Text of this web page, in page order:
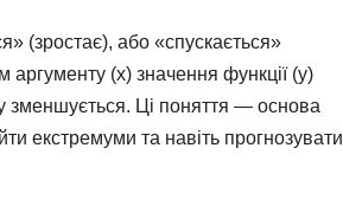
(зростає), або «спускається»
аргументу (x) значення функції (y)
зменшується. Ці поняття — основа
екстремуми та навіть прогнозувати